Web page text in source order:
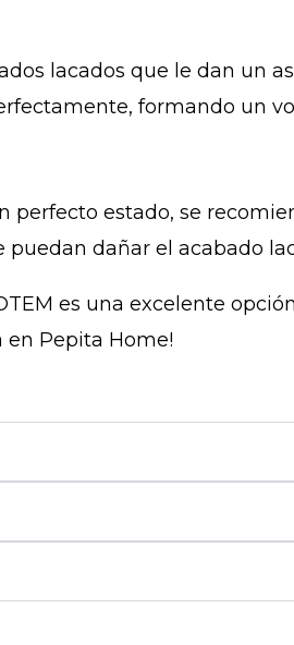
lacados que le dan un
formando un
perfecto estado, se
dañar el acabado
es una excelente
en Pepita Home!